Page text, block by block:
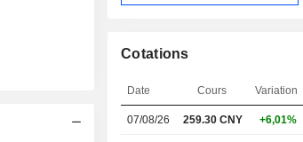
Les produits de la société sont
silicium, de semi-conducteurs de
mécaniques (MEMS) et de
électroluminescentes (MicroLED).
Cotations
Date Cours Variation
07/08/26 259.30CNY +6,01%